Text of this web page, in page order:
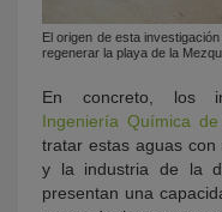
El origen de esta
regenerar la playa de la
En concreto, los
Ingeniería Química
tratar estas aguas con
y la industria de la
presentan una